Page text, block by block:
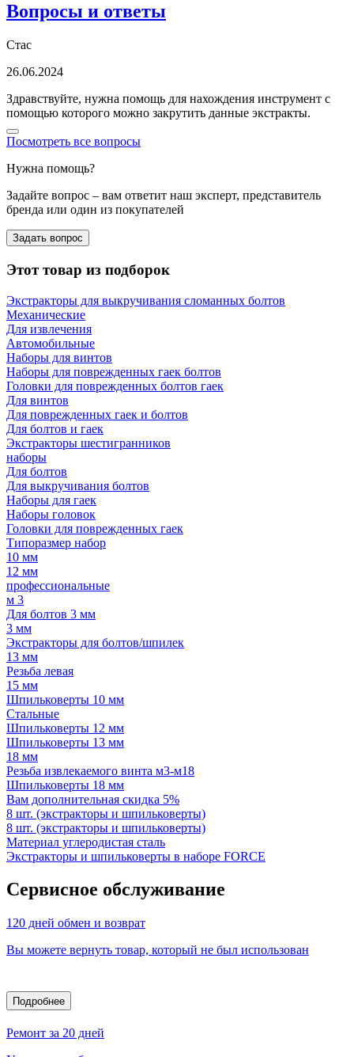
Вопросы и ответы
Стас
26.06.2024
Здравствуйте, нужна помощь для нахождения инструмент с
помощью которого можно закрутить данные экстракты.
Посмотреть все вопросы
Нужна помощь?
Задайте вопрос – вам ответит наш эксперт, представитель
бренда или один из покупателей
Задать вопрос
Этот товар из подборок
Экстракторы для выкручивания сломанных болтов
Механические
Для извлечения
Автомобильные
Наборы для винтов
Наборы для поврежденных гаек болтов
Головки для поврежденных болтов гаек
Для винтов
Для поврежденных гаек и болтов
Для болтов и гаек
Экстракторы шестигранников
наборы
Для болтов
Для выкручивания болтов
Наборы для гаек
Наборы головок
Головки для поврежденных гаек
Типоразмер набор
10 мм
12 мм
профессиональные
м 3
Для болтов 3 мм
3 мм
Экстракторы для болтов/шпилек
13 мм
Резьба левая
15 мм
Шпильковерты 10 мм
Стальные
Шпильковерты 12 мм
Шпильковерты 13 мм
18 мм
Резьба извлекаемого винта м3-м18
Шпильковерты 18 мм
Вам дополнительная скидка 5%
8 шт. (экстракторы и шпильковерты)
8 шт. (экстракторы и шпильковерты)
Материал углеродистая сталь
Экстракторы и шпильковерты в наборе FORCE
Сервисное обслуживание
120 дней обмен и возврат
Вы можете вернуть товар, который не был использован
Подробнее
Ремонт за 20 дней